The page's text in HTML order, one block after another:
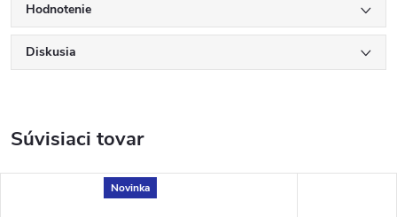
Hodnotenie
Diskusia
Súvisiaci tovar
Novinka